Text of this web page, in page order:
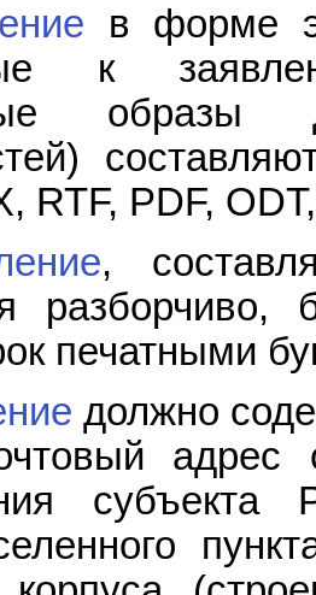
в форме
к
RTF, PDF,
,
разборчиво,
печатными
должно
адрес
субъекта